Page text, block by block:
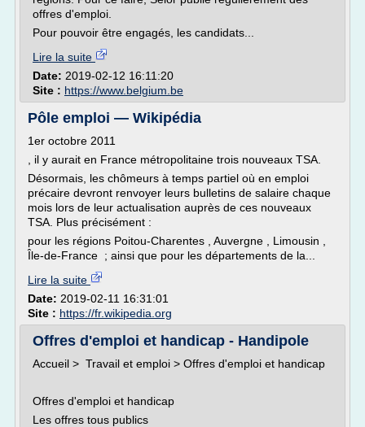
offres d'emploi.
Pour pouvoir être engagés, les candidats...
Lire la suite
Date: 2019-02-12 16:11:20
Site : https://www.belgium.be
Pôle emploi — Wikipédia
1er octobre 2011
, il y aurait en France métropolitaine trois nouveaux TSA.
Désormais, les chômeurs à temps partiel où en emploi
précaire devront renvoyer leurs bulletins de salaire chaque
mois lors de leur actualisation auprès de ces nouveaux
TSA. Plus précisément :
pour les régions Poitou-Charentes , Auvergne , Limousin ,
Île-de-France ; ainsi que pour les départements de la...
Lire la suite
Date: 2019-02-11 16:31:01
Site : https://fr.wikipedia.org
Offres d'emploi et handicap - Handipole
Accueil > Travail et emploi > Offres d'emploi et handicap
Offres d'emploi et handicap
Les offres tous publics